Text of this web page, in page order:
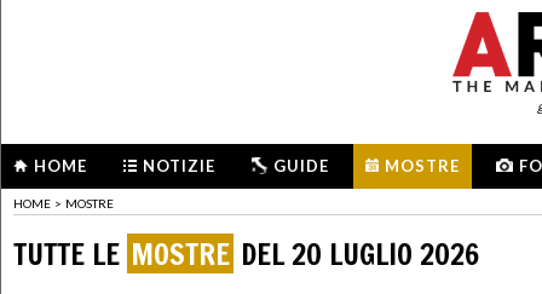
HOME NOTIZIE GUIDE MOSTRE
HOME > MOSTRE
TUTTE LE MOSTRE DEL 20 LUGLIO 2026